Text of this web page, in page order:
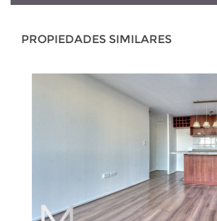
PROPIEDADES SIMILARES